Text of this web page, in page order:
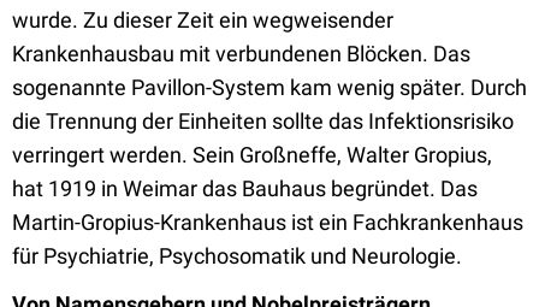
wurde. Zu dieser Zeit ein wegweisender
Krankenhausbau mit verbundenen Blöcken. Das
sogenannte Pavillon-System kam wenig später. Durch
die Trennung der Einheiten sollte das Infektionsrisiko
verringert werden. Sein Großneffe, Walter Gropius,
hat 1919 in Weimar das Bauhaus begründet. Das
Martin-Gropius-Krankenhaus ist ein Fachkrankenhaus
für Psychiatrie, Psychosomatik und Neurologie.